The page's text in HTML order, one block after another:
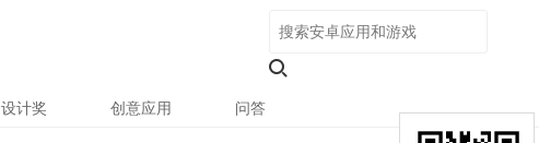
设计奖 创意应用 问答